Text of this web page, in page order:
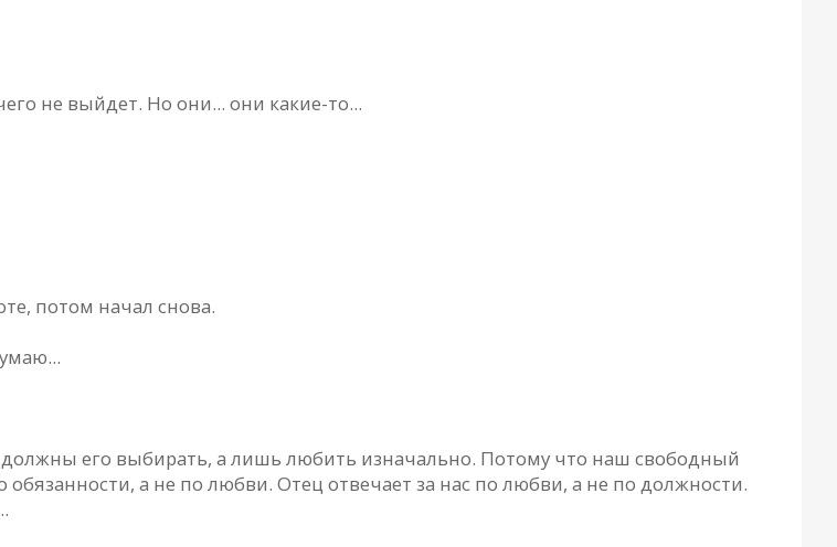
не выйдет. Но они... они какие-то...
потом начал снова.
его выбирать, а лишь любить изначально. Потому что наш свободный
а не по любви. Отец отвечает за нас по любви, а не по должности.